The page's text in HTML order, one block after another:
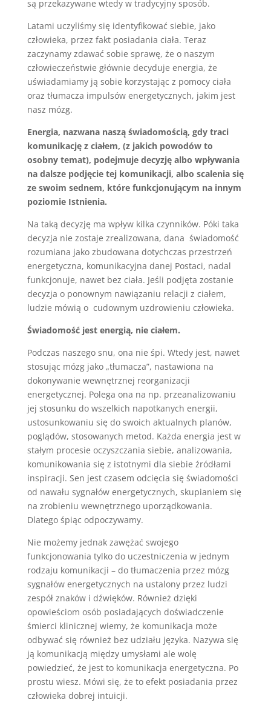
są przekazywane wtedy w tradycyjny sposób.
Latami uczyliśmy się identyfikować siebie, jako
człowieka, przez fakt posiadania ciała. Teraz
zaczynamy zdawać sobie sprawę, że o naszym
człowieczeństwie głównie decyduje energia, że
uświadamiamy ją sobie korzystając z pomocy ciała
oraz tłumacza impulsów energetycznych, jakim jest
nasz mózg.
Energia, nazwana naszą świadomością, gdy traci
komunikację z ciałem, (z jakich powodów to
osobny temat), podejmuje decyzję albo wpływania
na dalsze podjęcie tej komunikacji, albo scalenia się
ze swoim sednem, które funkcjonującym na innym
poziomie Istnienia.
Na taką decyzję ma wpływ kilka czynników. Póki taka
decyzja nie zostaje zrealizowana, dana świadomość
rozumiana jako zbudowana dotychczas przestrzeń
energetyczna, komunikacyjna danej Postaci, nadal
funkcjonuje, nawet bez ciała. Jeśli podjęta zostanie
decyzja o ponownym nawiązaniu relacji z ciałem,
ludzie mówią o cudownym uzdrowieniu człowieka.
Świadomość jest energią, nie ciałem.
Podczas naszego snu, ona nie śpi. Wtedy jest, nawet
stosując mózg jako „tłumacza”, nastawiona na
dokonywanie wewnętrznej reorganizacji
energetycznej. Polega ona na np. przeanalizowaniu
jej stosunku do wszelkich napotkanych energii,
ustosunkowaniu się do swoich aktualnych planów,
poglądów, stosowanych metod. Każda energia jest w
stałym procesie oczyszczania siebie, analizowania,
komunikowania się z istotnymi dla siebie źródłami
inspiracji. Sen jest czasem odcięcia się świadomości
od nawału sygnałów energetycznych, skupianiem się
na zrobieniu wewnętrznego uporządkowania.
Dlatego śpiąc odpoczywamy.
Nie możemy jednak zawężać swojego
funkcjonowania tylko do uczestniczenia w jednym
rodzaju komunikacji – do tłumaczenia przez mózg
sygnałów energetycznych na ustalony przez ludzi
zespół znaków i dźwięków. Również dzięki
opowieściom osób posiadających doświadczenie
śmierci klinicznej wiemy, że komunikacja może
odbywać się również bez udziału języka. Nazywa się
ją komunikacją między umysłami ale wolę
powiedzieć, że jest to komunikacja energetyczna. Po
prostu wiesz. Mówi się, że to efekt posiadania przez
człowieka dobrej intuicji.